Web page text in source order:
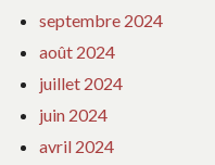
septembre 2024
août 2024
juillet 2024
juin 2024
avril 2024